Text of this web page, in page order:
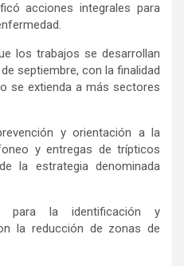
acciones integrales para
los trabajos se desarrollan
septiembre, con la finalidad
se extienda a más sectores
y orientación a la
y entregas de trípticos
la estrategia denominada
para la identificación y
la reducción de zonas de